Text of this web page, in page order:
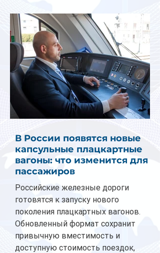
В России появятся новые
капсульные плацкартные
вагоны: что изменится для
пассажиров
Российские железные дороги
готовятся к запуску нового
поколения плацкартных вагонов.
Обновленный формат сохранит
привычную вместимость и
доступную стоимость поездок,